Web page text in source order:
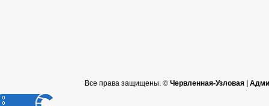
Все права защищены. ©Червленная-Узловая |